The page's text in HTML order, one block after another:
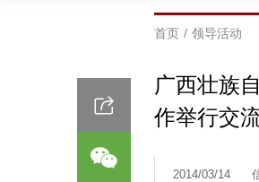
首页 / 领导活动
广西壮族
作举行交
2014/03/14